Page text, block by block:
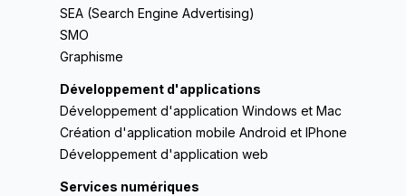
SEA (Search Engine Advertising)
SMO
Graphisme
Développement d'applications
Développement d'application Windows et Mac
Création d'application mobile Android et IPhone
Développement d'application web
Services numériques